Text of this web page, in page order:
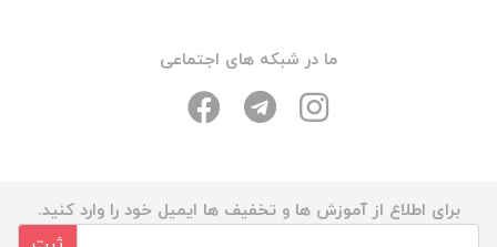
ما در شبکه های اجتماعی
برای اطلاع از آموزش ها و تخفیف ها ایمیل خود را وارد کنید.